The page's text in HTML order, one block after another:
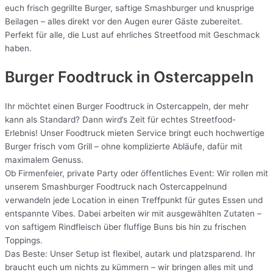
euch frisch gegrillte Burger, saftige Smashburger und knusprige
Beilagen – alles direkt vor den Augen eurer Gäste zubereitet.
Perfekt für alle, die Lust auf ehrliches Streetfood mit Geschmack
haben.
Burger Foodtruck in Ostercappeln
Ihr möchtet einen Burger Foodtruck in Ostercappeln, der mehr
kann als Standard? Dann wird’s Zeit für echtes Streetfood-
Erlebnis! Unser Foodtruck mieten Service bringt euch hochwertige
Burger frisch vom Grill – ohne komplizierte Abläufe, dafür mit
maximalem Genuss.
Ob Firmenfeier, private Party oder öffentliches Event: Wir rollen mit
unserem Smashburger Foodtruck nach Ostercappelnund
verwandeln jede Location in einen Treffpunkt für gutes Essen und
entspannte Vibes. Dabei arbeiten wir mit ausgewählten Zutaten –
von saftigem Rindfleisch über fluffige Buns bis hin zu frischen
Toppings.
Das Beste: Unser Setup ist flexibel, autark und platzsparend. Ihr
braucht euch um nichts zu kümmern – wir bringen alles mit und